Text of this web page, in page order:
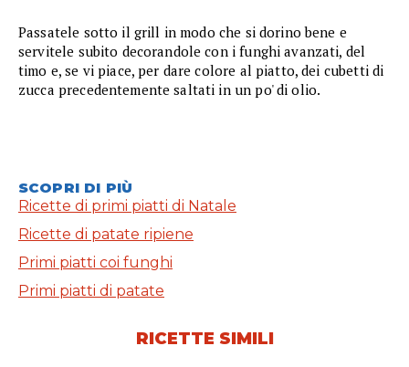
Passatele sotto il grill in modo che si dorino bene e
servitele subito decorandole con i funghi avanzati, del
timo e, se vi piace, per dare colore al piatto, dei cubetti di
zucca precedentemente saltati in un po' di olio.
SCOPRI DI PIÙ
Ricette di primi piatti di Natale
Ricette di patate ripiene
Primi piatti coi funghi
Primi piatti di patate
RICETTE SIMILI